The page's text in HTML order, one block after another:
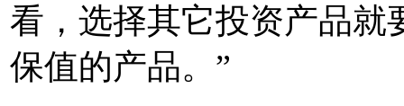
看，选择其它投资产品就
保值的产品。”